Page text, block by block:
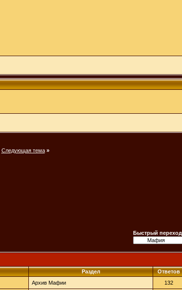
Следующая тема »
Быстрый переход
Раздел Ответов
Архив Мафии 132